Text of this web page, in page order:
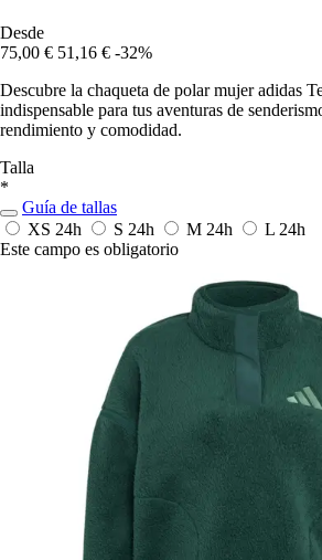
Desde
75,00 € 51,16 € -32%
Descubre la chaqueta de polar mujer adidas
indispensable para tus aventuras de
rendimiento y comodidad.
Talla
*
Guía de tallas
XS 24h S 24h M 24h L 24h
Este campo es obligatorio